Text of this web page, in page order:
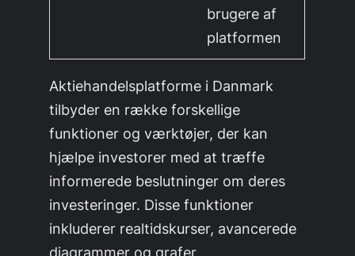
brugere af
platformen
Aktiehandelsplatforme i Danmark
tilbyder en række forskellige
funktioner og værktøjer, der kan
hjælpe investorer med at træffe
informerede beslutninger om deres
investeringer. Disse funktioner
inkluderer realtidskurser, avancerede
diagrammer og grafer,